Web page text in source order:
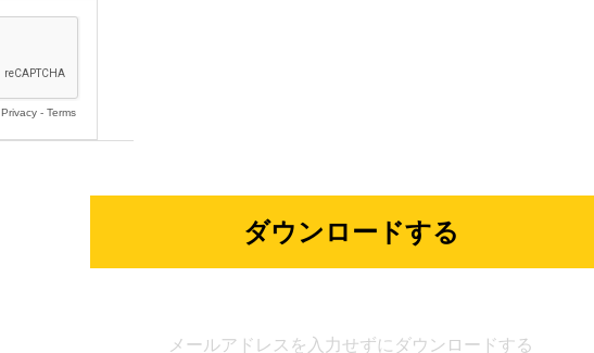
Privacy - Terms
メールアドレスを入力せずにダウンロードする